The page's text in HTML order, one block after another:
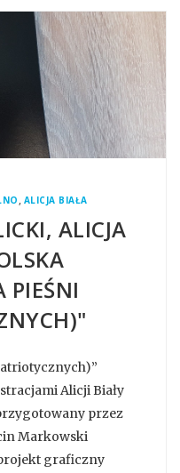
, ALICJA BIAŁA
ALICJA
PIEŚNI
Alicji Biały
przez
Markowski
graficzny